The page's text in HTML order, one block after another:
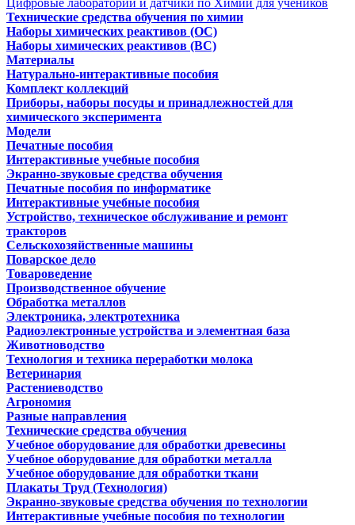
Цифровые лаборатории и датчики по Химии для учеников
Технические средства обучения по химии
Наборы химических реактивов (ОС)
Наборы химических реактивов (ВС)
Материалы
Натурально-интерактивные пособия
Комплект коллекций
Приборы, наборы посуды и принадлежностей для
химического эксперимента
Модели
Печатные пособия
Интерактивные учебные пособия
Экранно-звуковые средства обучения
Печатные пособия по информатике
Интерактивные учебные пособия
Устройство, техническое обслуживание и ремонт
тракторов
Сельскохозяйственные машины
Поварское дело
Товароведение
Производственное обучение
Обработка металлов
Электроника, электротехника
Радиоэлектронные устройства и элементная база
Животноводство
Технология и техника переработки молока
Ветеринария
Растениеводство
Агрономия
Разные направления
Технические средства обучения
Учебное оборудование для обработки древесины
Учебное оборудование для обработки металла
Учебное оборудование для обработки ткани
Плакаты Труд (Технология)
Экранно-звуковые средства обучения по технологии
Интерактивные учебные пособия по технологии